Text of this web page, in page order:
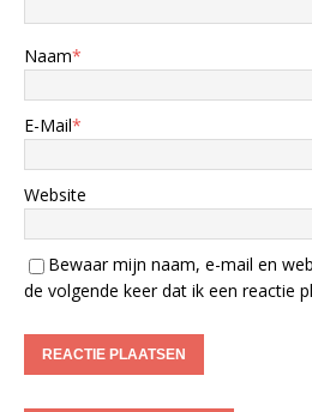
Naam*
E-Mail*
Website
Bewaar mijn naam, e-mail en
de volgende keer dat ik een reactie